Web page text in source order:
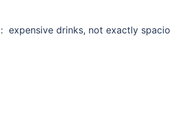
drinks, not exactly